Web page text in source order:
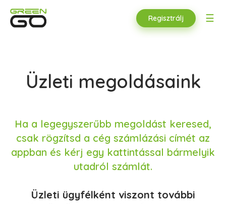
Regisztrálj ☰
Üzleti megoldásaink
Ha a legegyszerűbb megoldást keresed,
csak rögzítsd a cég számlázási címét az
appban és kérj egy kattintással bármelyik
utadról számlát.
Üzleti ügyfélként viszont további